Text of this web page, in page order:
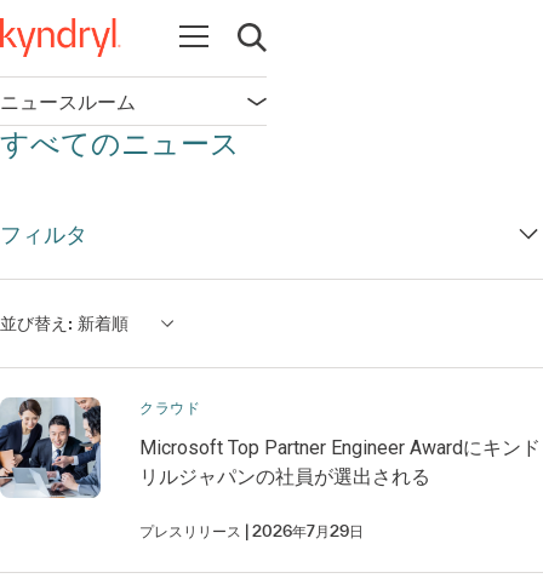
Open navigation
Open search
ニュースルーム Open navigation
すべてのニュース
フィルタ
並び替え: 新着順
クラウド
Microsoft Top Partner Engineer Awardにキンド
リルジャパンの社員が選出される
プレスリリース 2026年7月29日